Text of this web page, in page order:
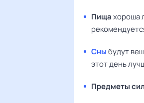
Пищахороша
Сныбудут
этот день
Предметы